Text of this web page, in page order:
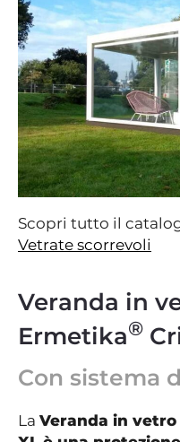
Scopri tutto il
Vetrate scorrevoli
Veranda in
Ermetika®
Con sistema
La Veranda in